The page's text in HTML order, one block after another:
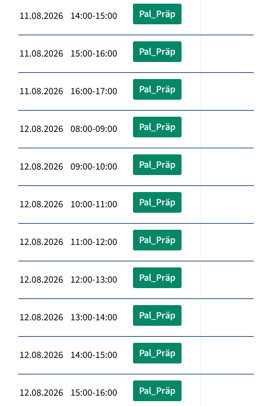
11.08.2026 14:00-15:00 Pal_Präp
11.08.2026 15:00-16:00 Pal_Präp
11.08.2026 16:00-17:00 Pal_Präp
12.08.2026 08:00-09:00 Pal_Präp
12.08.2026 09:00-10:00 Pal_Präp
12.08.2026 10:00-11:00 Pal_Präp
12.08.2026 11:00-12:00 Pal_Präp
12.08.2026 12:00-13:00 Pal_Präp
12.08.2026 13:00-14:00 Pal_Präp
12.08.2026 14:00-15:00 Pal_Präp
12.08.2026 15:00-16:00 Pal_Präp